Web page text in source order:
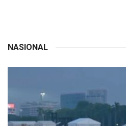
NASIONAL